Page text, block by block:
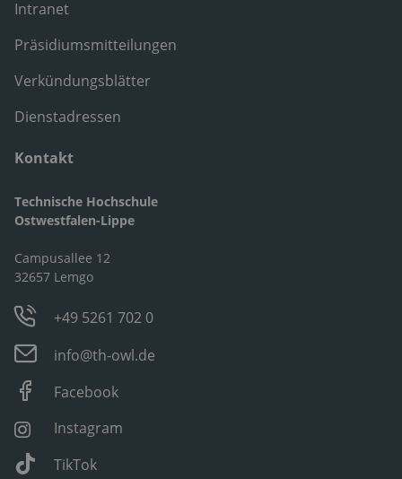
Intranet
Präsidiumsmitteilungen
Verkündungsblätter
Dienstadressen
Kontakt
Technische Hochschule
Ostwestfalen-Lippe
Campusallee 12
32657 Lemgo
+49 5261 702 0
info@th-owl.de
Facebook
Instagram
TikTok